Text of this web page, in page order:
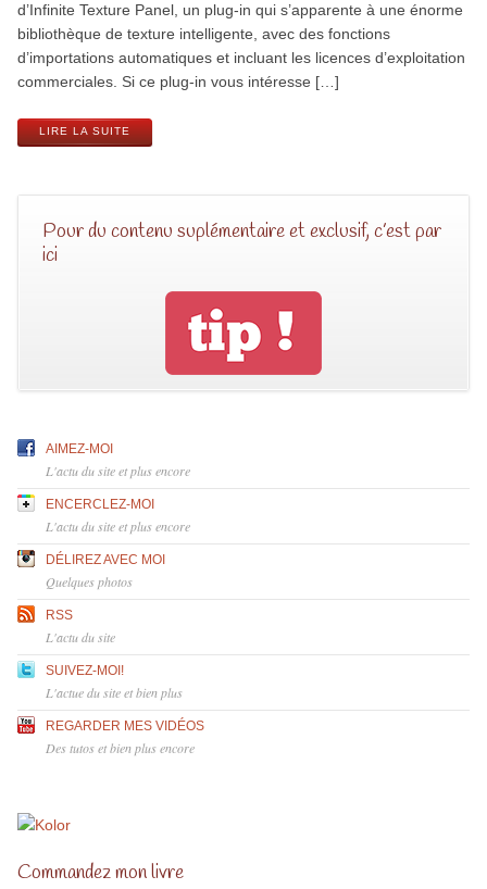
d’Infinite Texture Panel, un plug-in qui s’apparente à une énorme
bibliothèque de texture intelligente, avec des fonctions
d’importations automatiques et incluant les licences d’exploitation
commerciales. Si ce plug-in vous intéresse […]
LIRE LA SUITE
Pour du contenu suplémentaire et exclusif, c’est par
ici
AIMEZ-MOI
L'actu du site et plus encore
ENCERCLEZ-MOI
L'actu du site et plus encore
DÉLIREZ AVEC MOI
Quelques photos
RSS
L'actu du site
SUIVEZ-MOI!
L'actue du site et bien plus
REGARDER MES VIDÉOS
Des tutos et bien plus encore
Commandez mon livre